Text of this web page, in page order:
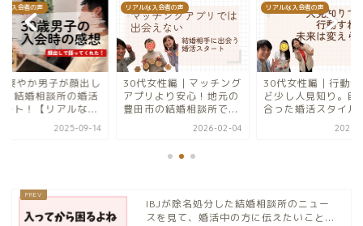
な入会者の声
女性編｜マッチング
リより安心！地元の
市の結婚相談所で...
2026-02-04
リアルな入会者の声
30代女性編｜行動派だけ
ど少し人見知り。自分に
合った婚活スタイルを...
2025-10-30
リアルな入会者の声
30歳爽やか男子が顔
登場♡結婚相談所の
スタート！【リアル
2025-
IBJが除名処分した結婚相談所のニュー
スを見て、婚活中の方に伝えたいこと...